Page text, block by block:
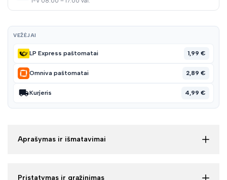
VEŽĖJAI
LP Express paštomatai 1,99 €
Omniva paštomatai 2,89 €
Kurjeris 4,99 €
Aprašymas ir išmatavimai
Pristatymas ir grąžinimas